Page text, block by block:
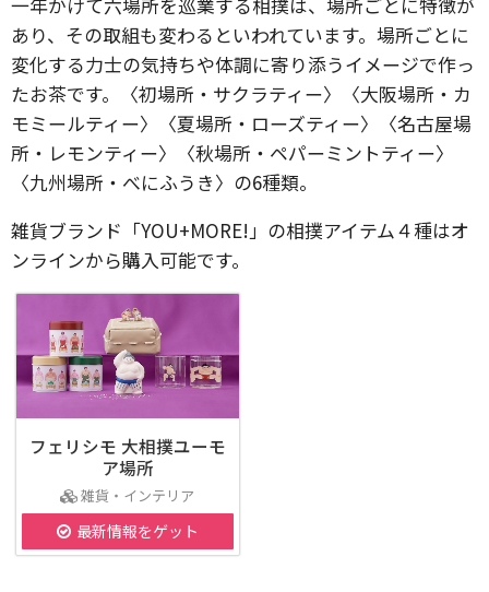
あり、その取組も変わるといわれています。場所ごとに
変化する力士の気持ちや体調に寄り添うイメージで作っ
たお茶です。〈初場所・サクラティー〉〈大阪場所・カ
モミールティー〉〈夏場所・ローズティー〉〈名古屋場
所・レモンティー〉〈秋場所・ペパーミントティー〉
〈九州場所・べにふうき〉の6種類。
雑貨ブランド「YOU+MORE!」の相撲アイテム４種はオ
ンラインから購入可能です。
フェリシモ 大相撲ユーモ
ア場所
雑貨・インテリア
最新情報をゲット